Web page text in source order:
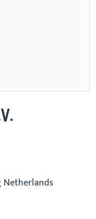
Netherlands